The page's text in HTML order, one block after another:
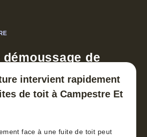
de
intervient rapidement
de toit à Campestre Et
face à une fuite de toit peut